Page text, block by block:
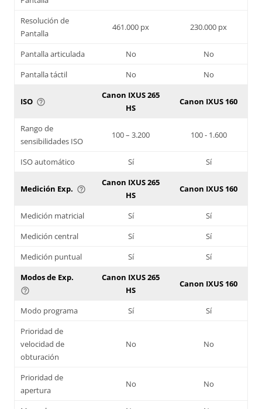
Resolución de
Pantalla
461.000 px 230.000 px
Pantalla articulada No
No
Pantalla táctil
No No
ISO help_outline
Canon IXUS 265
HS
Canon IXUS 160
Rango de
sensibilidades ISO
100 – 3.200 100 - 1.600
ISO automático Sí Sí
Medición Exp. help_outline
Canon IXUS 265
HS
Canon IXUS 160
Medición matricial Sí
Sí
Medición central
Sí
Sí
Medición puntual
Sí
Sí
Modos de Exp.
help_outline
Canon IXUS 265
HS
Canon IXUS 160
Modo programa Sí
Sí
Prioridad de
velocidad de
obturación
No No
Prioridad de
apertura
No No